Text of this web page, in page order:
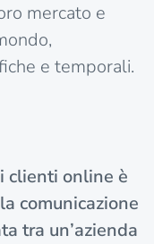
mercato e
e temporali.
clienti online è
comunicazione
tra un’azienda